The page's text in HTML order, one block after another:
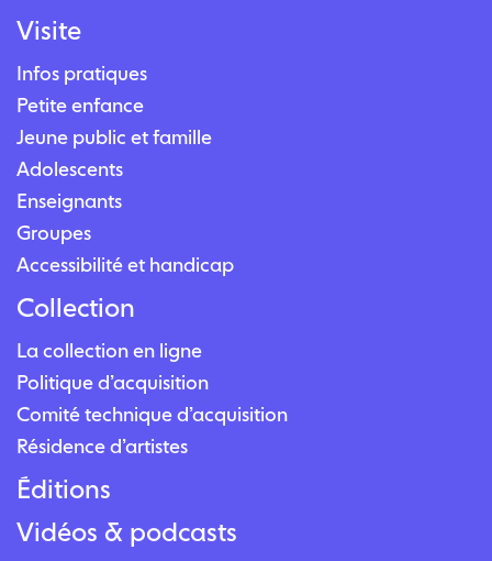
Visite
Infos pratiques
Petite enfance
Jeune public et famille
Adolescents
Enseignants
Groupes
Accessibilité et handicap
Collection
La collection en ligne
Politique d’acquisition
Comité technique d’acquisition
Résidence d’artistes
Éditions
Vidéos & podcasts